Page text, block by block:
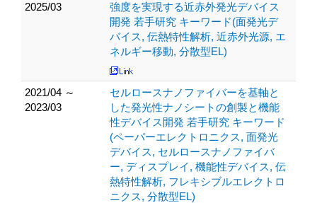
2025/03
強度を実現する近赤外発光デバイス
開発 若手研究 キーワード(面発光デ
バイス, 伝熱特性解析, 近赤外光源, エ
ネルギー移動, 分散型EL)
2021/04 ～
2023/03
セルロースナノファイバーを基軸と
した発光性ナノシートの創製と機能
性デバイス開発 若手研究 キーワード
(ペーパーエレクトロニクス, 面発光
デバイス, セルロースナノファイバ
ー, ディスプレイ, 機能性デバイス, 伝
熱特性解析, フレキシブルエレクトロ
ニクス, 分散型EL)